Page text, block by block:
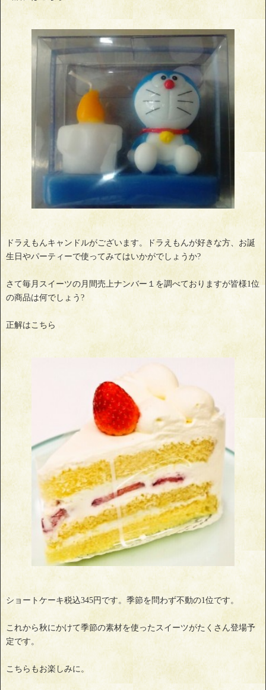
ドラえもんキャンドルがございます。ドラえもんが好きな方、お誕
生日やパーティーで使ってみてはいかがでしょうか?
さて毎月スイーツの月間売上ナンバー１を調べておりますが皆様1位
の商品は何でしょう?
正解はこちら
ショートケーキ税込345円です。季節を問わず不動の1位です。
これから秋にかけて季節の素材を使ったスイーツがたくさん登場予
定です。
こちらもお楽しみに。